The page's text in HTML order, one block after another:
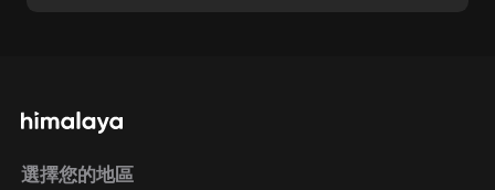
選擇您的地區